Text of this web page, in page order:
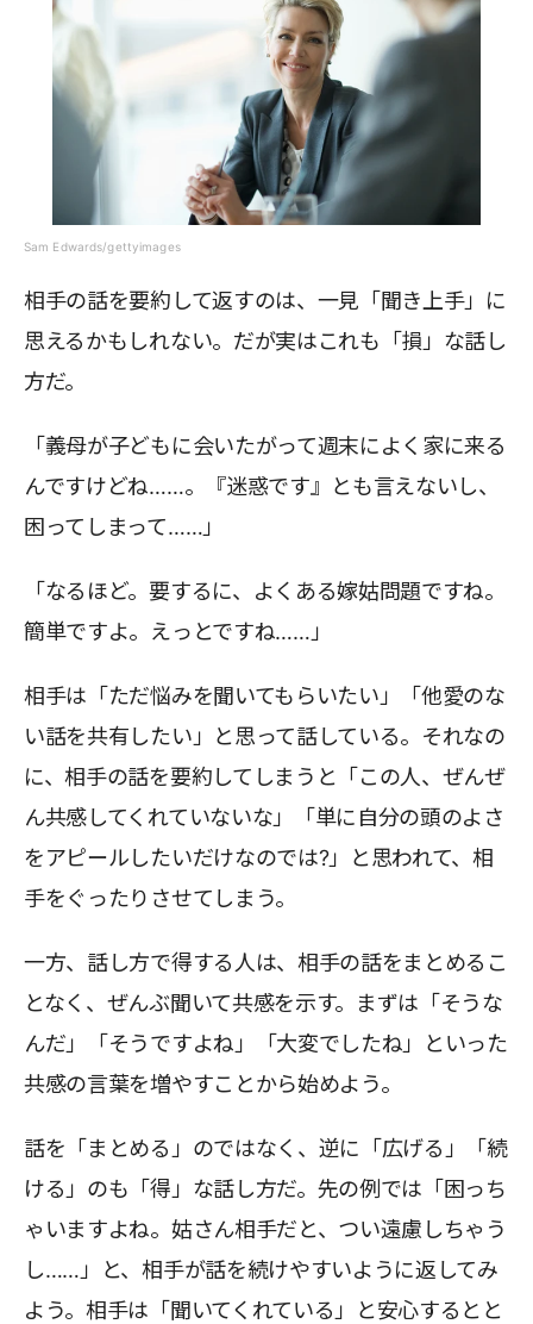
Sam Edwards/gettyimages
相手の話を要約して返すのは、一見「聞き上手」に
思えるかもしれない。だが実はこれも「損」な話し
方だ。
「義母が子どもに会いたがって週末によく家に来る
んですけどね……。『迷惑です』とも言えないし、
困ってしまって……」
「なるほど。要するに、よくある嫁姑問題ですね。
簡単ですよ。えっとですね……」
相手は「ただ悩みを聞いてもらいたい」「他愛のな
い話を共有したい」と思って話している。それなの
に、相手の話を要約してしまうと「この人、ぜんぜ
ん共感してくれていないな」「単に自分の頭のよさ
をアピールしたいだけなのでは?」と思われて、相
手をぐったりさせてしまう。
一方、話し方で得する人は、相手の話をまとめるこ
となく、ぜんぶ聞いて共感を示す。まずは「そうな
んだ」「そうですよね」「大変でしたね」といった
共感の言葉を増やすことから始めよう。
話を「まとめる」のではなく、逆に「広げる」「続
ける」のも「得」な話し方だ。先の例では「困っち
ゃいますよね。姑さん相手だと、つい遠慮しちゃう
し……」と、相手が話を続けやすいように返してみ
よう。相手は「聞いてくれている」と安心するとと